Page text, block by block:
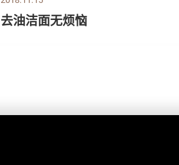
去油洁面无烦恼